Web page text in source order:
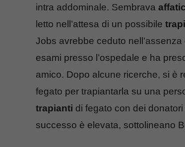
intra addominale. Sembrava
letto nell’attesa di un possibile
Jobs avrebbe ceduto
esami presso l’ospedale e ha
amico. Dopo alcune ricerche, si è
fegato per trapiantarla su una
trapianti di fegato con dei
successo è elevata, sottolineano